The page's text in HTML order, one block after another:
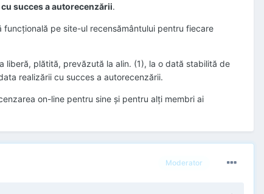
succes a autorecenzării.
pe site-ul recensământului pentru fiecare
liberă, plătită, prevăzută la alin. (1), la o dată stabilită de
realizării cu succes a autorecenzării.
on-line pentru sine şi pentru alţi membri ai
Moderator